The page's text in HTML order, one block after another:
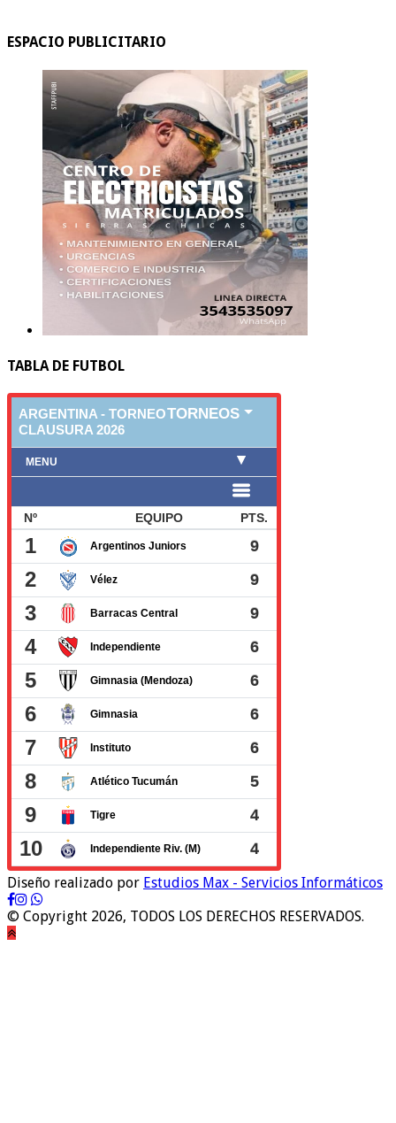
ESPACIO PUBLICITARIO
TABLA DE FUTBOL
Diseño realizado por Estudios Max - Servicios Informáticos
© Copyright 2026, TODOS LOS DERECHOS RESERVADOS.